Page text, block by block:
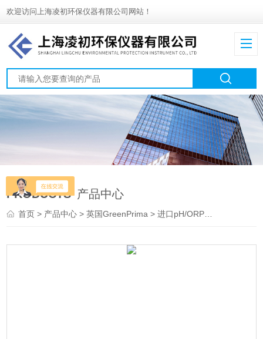
欢迎访问上海凌初环保仪器有限公司网站！
PRODUCTS 产品中心
首页> 产品中心 >英国GreenPrima >进口pH/ORP分析仪